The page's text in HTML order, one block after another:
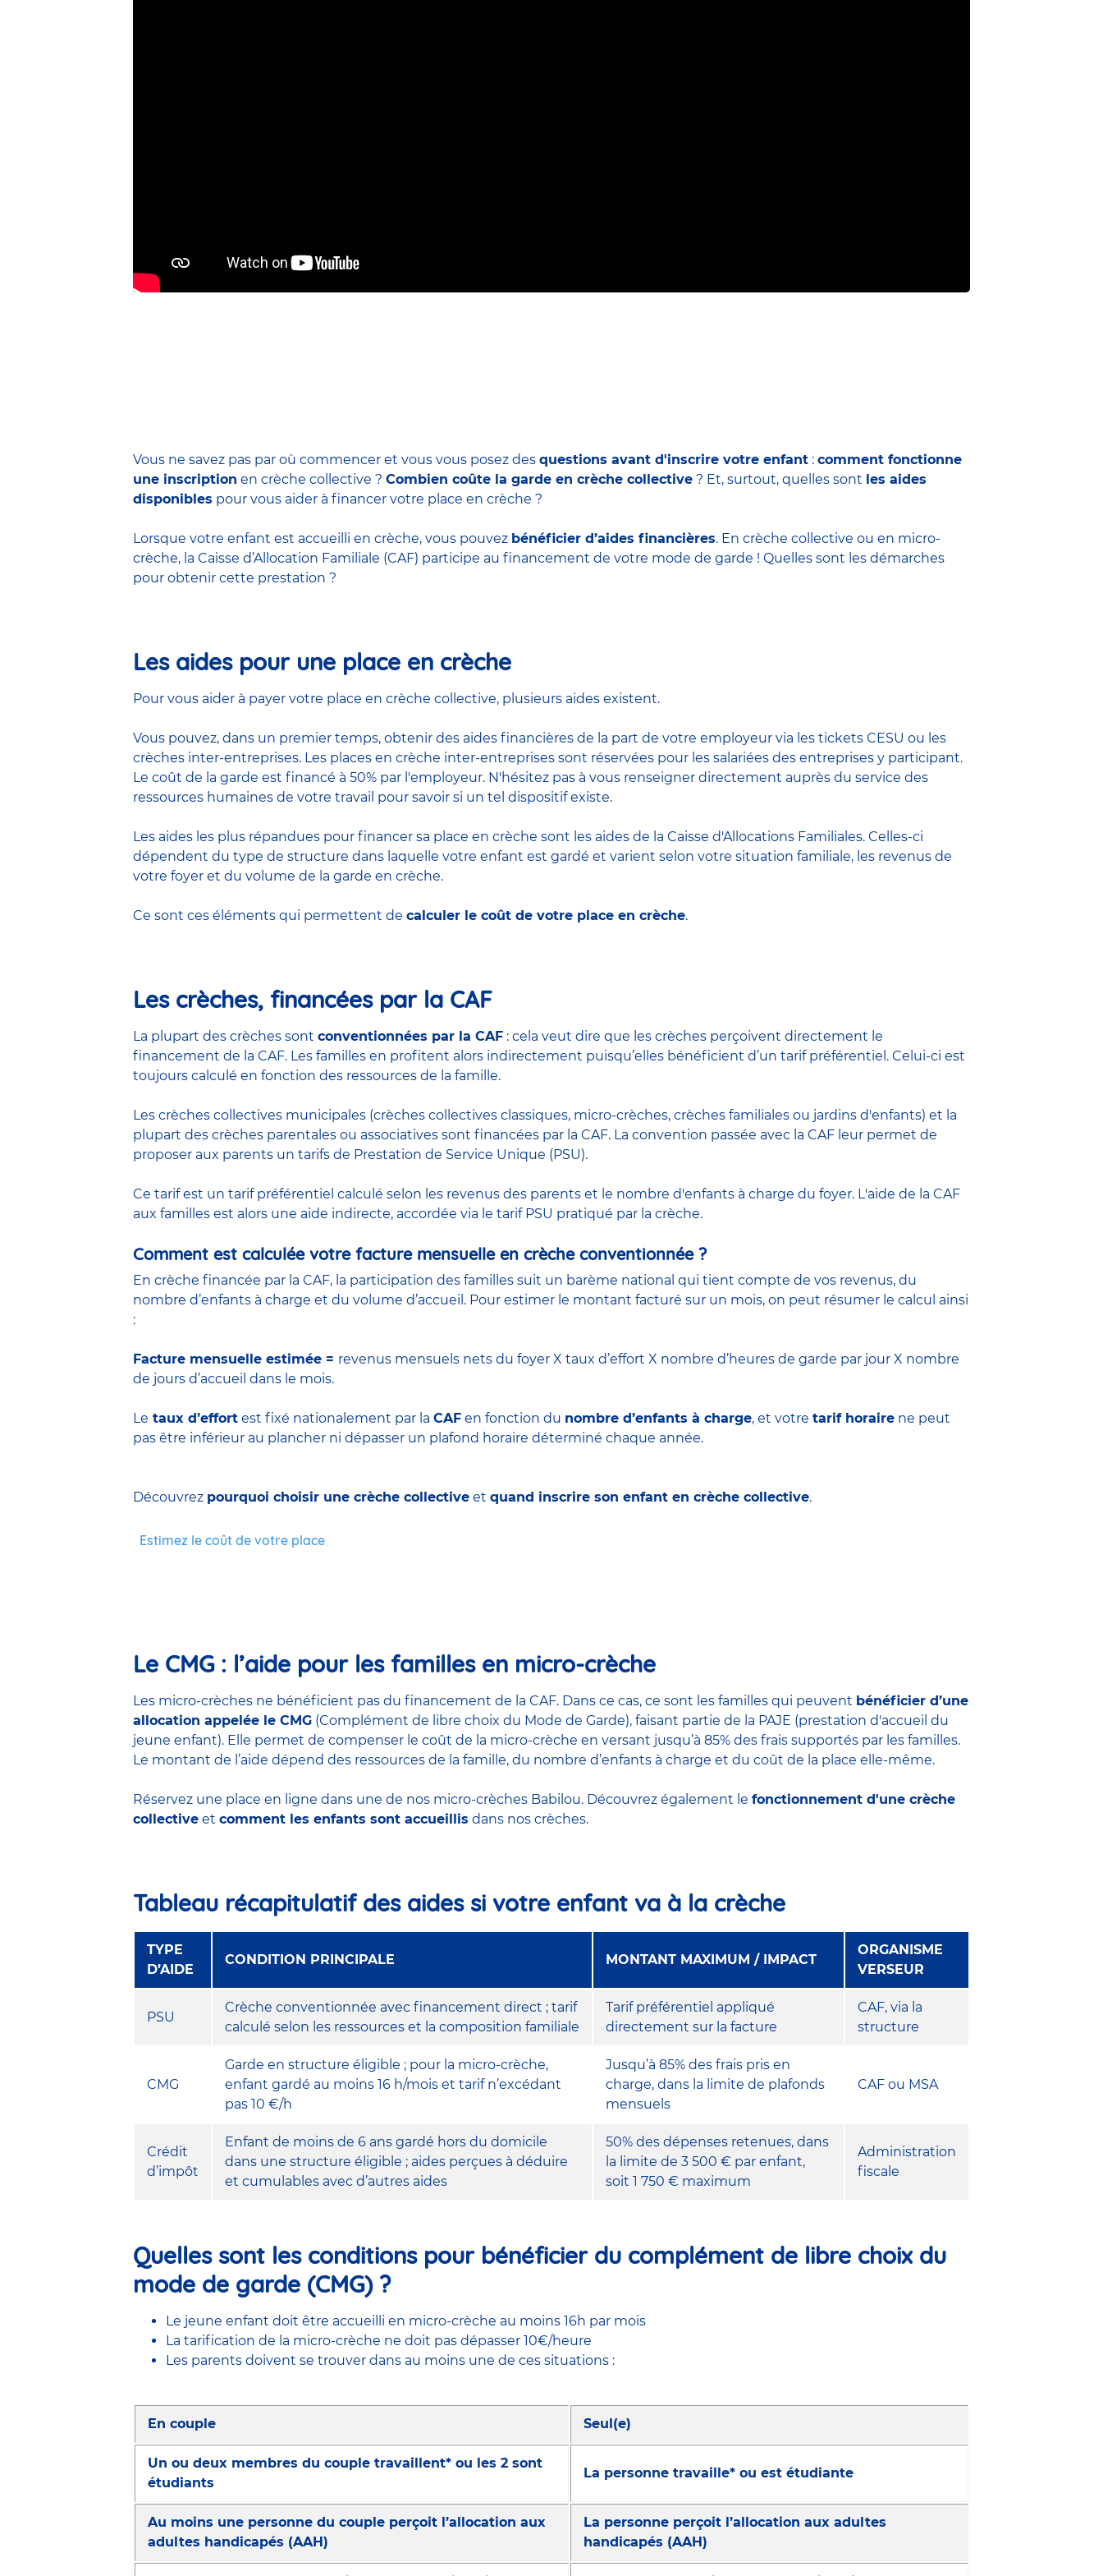
Vous ne savez pas par où commencer et vous vous posez des questions avant d'inscrire votre enfant : comment fonctionne
une inscription en crèche collective ? Combien coûte la garde en crèche collective ? Et, surtout, quelles sont les aides
disponibles pour vous aider à financer votre place en crèche ?
Lorsque votre enfant est accueilli en crèche, vous pouvez bénéficier d’aides financières. En crèche collective ou en micro-
crèche, la Caisse d’Allocation Familiale (CAF) participe au financement de votre mode de garde ! Quelles sont les démarches
pour obtenir cette prestation ?
Les aides pour une place en crèche
Pour vous aider à payer votre place en crèche collective, plusieurs aides existent.
Vous pouvez, dans un premier temps, obtenir des aides financières de la part de votre employeur via les tickets CESU ou les
crèches inter-entreprises. Les places en crèche inter-entreprises sont réservées pour les salariées des entreprises y participant.
Le coût de la garde est financé à 50% par l'employeur. N'hésitez pas à vous renseigner directement auprès du service des
ressources humaines de votre travail pour savoir si un tel dispositif existe.
Les aides les plus répandues pour financer sa place en crèche sont les aides de la Caisse d'Allocations Familiales. Celles-ci
dépendent du type de structure dans laquelle votre enfant est gardé et varient selon votre situation familiale, les revenus de
votre foyer et du volume de la garde en crèche.
Ce sont ces éléments qui permettent de calculer le coût de votre place en crèche.
Les crèches, financées par la CAF
La plupart des crèches sont conventionnées par la CAF : cela veut dire que les crèches perçoivent directement le
financement de la CAF. Les familles en profitent alors indirectement puisqu’elles bénéficient d’un tarif préférentiel. Celui-ci est
toujours calculé en fonction des ressources de la famille.
Les crèches collectives municipales (crèches collectives classiques, micro-crèches, crèches familiales ou jardins d'enfants) et la
plupart des crèches parentales ou associatives sont financées par la CAF. La convention passée avec la CAF leur permet de
proposer aux parents un tarifs de Prestation de Service Unique (PSU).
Ce tarif est un tarif préférentiel calculé selon les revenus des parents et le nombre d'enfants à charge du foyer. L'aide de la CAF
aux familles est alors une aide indirecte, accordée via le tarif PSU pratiqué par la crèche.
Comment est calculée votre facture mensuelle en crèche conventionnée ?
En crèche financée par la CAF, la participation des familles suit un barème national qui tient compte de vos revenus, du
nombre d’enfants à charge et du volume d’accueil. Pour estimer le montant facturé sur un mois, on peut résumer le calcul ainsi
:
Facture mensuelle estimée = revenus mensuels nets du foyer X taux d’effort X nombre d’heures de garde par jour X nombre
de jours d’accueil dans le mois.
Le taux d’effort est fixé nationalement par la CAF en fonction du nombre d’enfants à charge, et votre tarif horaire ne peut
pas être inférieur au plancher ni dépasser un plafond horaire déterminé chaque année.
Découvrez pourquoi choisir une crèche collective et quand inscrire son enfant en crèche collective.
Estimez le coût de votre place
Le CMG : l’aide pour les familles en micro-crèche
Les micro-crèches ne bénéficient pas du financement de la CAF. Dans ce cas, ce sont les familles qui peuvent bénéficier d’une
allocation appelée le CMG (Complément de libre choix du Mode de Garde), faisant partie de la PAJE (prestation d'accueil du
jeune enfant). Elle permet de compenser le coût de la micro-crèche en versant jusqu’à 85% des frais supportés par les familles.
Le montant de l’aide dépend des ressources de la famille, du nombre d’enfants à charge et du coût de la place elle-même.
Réservez une place en ligne dans une de nos micro-crèches Babilou. Découvrez également le fonctionnement d'une crèche
collective et comment les enfants sont accueillis dans nos crèches.
Tableau récapitulatif des aides si votre enfant va à la crèche
TYPE
D’AIDE
CONDITION PRINCIPALE MONTANT MAXIMUM / IMPACT
ORGANISME
VERSEUR
PSU
Crèche conventionnée avec financement direct ; tarif
calculé selon les ressources et la composition familiale
Tarif préférentiel appliqué
directement sur la facture
CAF, via la
structure
CMG
Garde en structure éligible ; pour la micro-crèche,
enfant gardé au moins 16 h/mois et tarif n’excédant
pas 10 €/h
Jusqu’à 85% des frais pris en
charge, dans la limite de plafonds
mensuels
CAF ou MSA
Crédit
d’impôt
Enfant de moins de 6 ans gardé hors du domicile
dans une structure éligible ; aides perçues à déduire
et cumulables avec d’autres aides
50% des dépenses retenues, dans
la limite de 3 500 € par enfant,
soit 1 750 € maximum
Administration
fiscale
Quelles sont les conditions pour bénéficier du complément de libre choix du
mode de garde (CMG) ?
Le jeune enfant doit être accueilli en micro-crèche au moins 16h par mois
La tarification de la micro-crèche ne doit pas dépasser 10€/heure
Les parents doivent se trouver dans au moins une de ces situations :
En couple Seul(e)
Un ou deux membres du couple travaillent* ou les 2 sont
étudiants
La personne travaille* ou est étudiante
Au moins une personne du couple perçoit l’allocation aux
adultes handicapés (AAH)
La personne perçoit l’allocation aux adultes
handicapés (AAH)